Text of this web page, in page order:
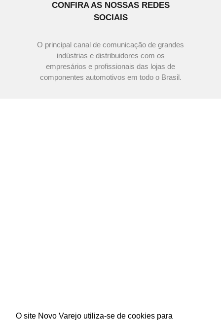
O site Novo Varejo utiliza-se de cookies para
CONFIRA AS NOSSAS REDES
SOCIAIS
O principal canal de comunicação de grandes
indústrias e distribuidores com os
empresários e profissionais das lojas de
componentes automotivos em todo o Brasil.